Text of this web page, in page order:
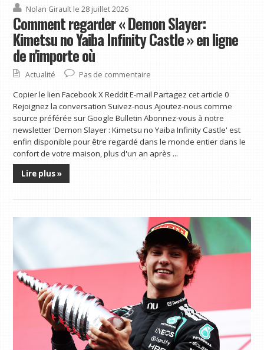
Nolan Girault le 28 juillet 2026
Comment regarder « Demon Slayer:
Kimetsu no Yaiba Infinity Castle » en ligne
de n'importe où
Actualité Pas de commentaire
Copier le lien Facebook X Reddit E-mail Partagez cet article 0
Rejoignez la conversation Suivez-nous Ajoutez-nous comme
source préférée sur Google Bulletin Abonnez-vous à notre
newsletter 'Demon Slayer : Kimetsu no Yaiba Infinity Castle' est
enfin disponible pour être regardé dans le monde entier dans le
confort de votre maison, plus d'un an après ...
Lire plus »